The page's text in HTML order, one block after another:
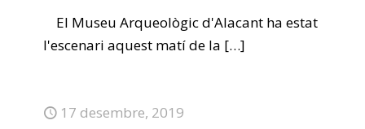
El Museu Arqueològic d'Alacant ha estat
l'escenari aquest matí de la […]
17 desembre, 2019